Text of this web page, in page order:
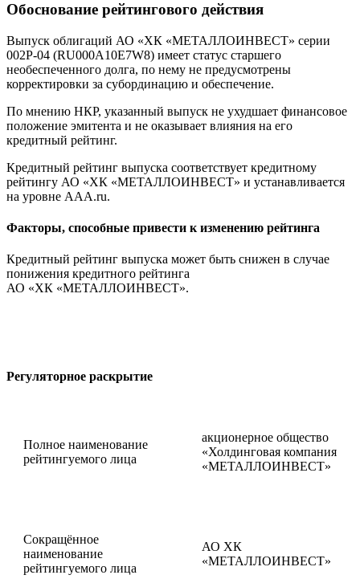
Обоснование рейтингового действия
Выпуск облигаций АО «ХК «МЕТАЛЛОИНВЕСТ» серии
002Р-04 (RU000A10E7W8) имеет статус старшего
необеспеченного долга, по нему не предусмотрены
корректировки за субординацию и обеспечение.
По мнению НКР, указанный выпуск не ухудшает финансовое
положение эмитента и не оказывает влияния на его
кредитный рейтинг.
Кредитный рейтинг выпуска соответствует кредитному
рейтингу АО «ХК «МЕТАЛЛОИНВЕСТ» и устанавливается
на уровне AАА.ru.
Факторы, способные привести к изменению рейтинга
Кредитный рейтинг выпуска может быть снижен в случае
понижения кредитного рейтинга
АО «ХК «МЕТАЛЛОИНВЕСТ».
Регуляторное раскрытие
Полное наименование
рейтингуемого лица
акционерное общество
«Холдинговая компания
«МЕТАЛЛОИНВЕСТ»
Сокращённое
наименование
рейтингуемого лица
АО ХК
«МЕТАЛЛОИНВЕСТ»